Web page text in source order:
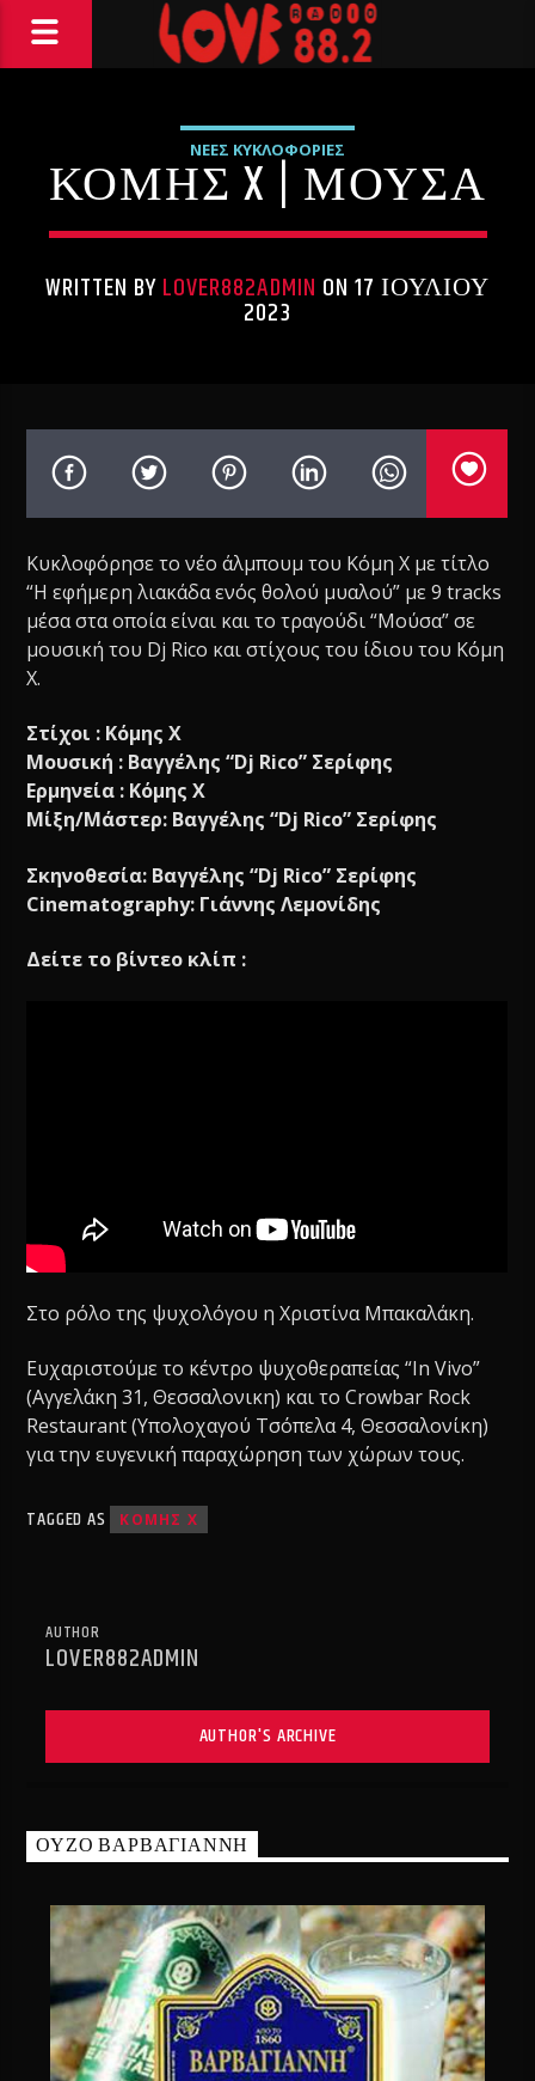
ΝΕΕΣ ΚΥΚΛΟΦΟΡΙΕΣ
ΚΟΜΗΣ X | ΜΟΥΣΑ
WRITTEN BYLOVER882ADMIN ON 17 ΙΟΥΛΊΟΥ
2023
Κυκλοφόρησε το νέο άλμπουμ του Κόμη Χ με τίτλο
“Η εφήμερη λιακάδα ενός θολού μυαλού” με 9 tracks
μέσα στα οποία είναι και το τραγούδι “Μούσα” σε
μουσική του Dj Rico και στίχους του ίδιου του Κόμη
Χ.
Στίχοι : Κόμης Χ
Μουσική : Βαγγέλης “Dj Rico” Σερίφης
Ερμηνεία : Κόμης Χ
Μίξη/Μάστερ: Βαγγέλης “Dj Rico” Σερίφης
Σκηνοθεσία: Βαγγέλης “Dj Rico” Σερίφης
Cinematography: Γιάννης Λεμονίδης
Δείτε το βίντεο κλίπ :
Στο ρόλο της ψυχολόγου η Χριστίνα Μπακαλάκη.
Ευχαριστούμε το κέντρο ψυχοθεραπείας “In Vivo”
(Αγγελάκη 31, Θεσσαλονικη) και το Crowbar Rock
Restaurant (Υπολοχαγού Τσόπελα 4, Θεσσαλονίκη)
για την ευγενική παραχώρηση των χώρων τους.
TAGGED AS ΚΟΜΗΣ Χ
AUTHOR
LOVER882ADMIN
AUTHOR'S ARCHIVE
ΟΥΖΟ ΒΑΡΒΑΓΙΑΝΝΗ